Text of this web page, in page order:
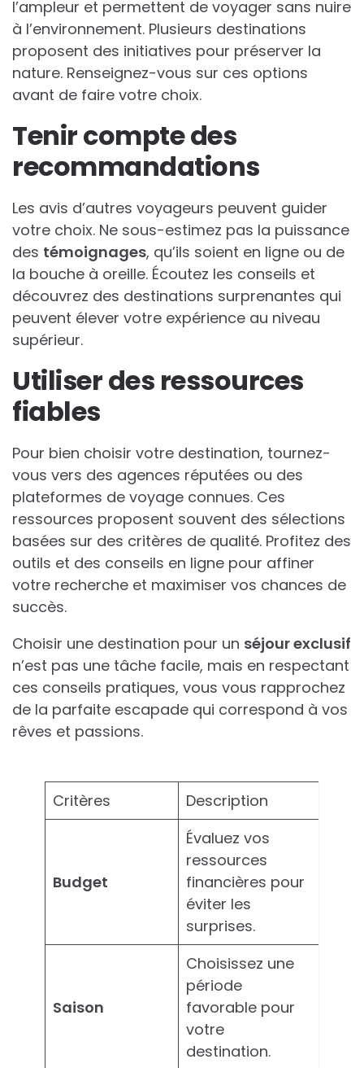
l’ampleur et permettent de voyager sans nuire
à l’environnement. Plusieurs destinations
proposent des initiatives pour préserver la
nature. Renseignez-vous sur ces options
avant de faire votre choix.
Tenir compte des
recommandations
Les avis d’autres voyageurs peuvent guider
votre choix. Ne sous-estimez pas la puissance
des témoignages, qu’ils soient en ligne ou de
la bouche à oreille. Écoutez les conseils et
découvrez des destinations surprenantes qui
peuvent élever votre expérience au niveau
supérieur.
Utiliser des ressources
fiables
Pour bien choisir votre destination, tournez-
vous vers des agences réputées ou des
plateformes de voyage connues. Ces
ressources proposent souvent des sélections
basées sur des critères de qualité. Profitez des
outils et des conseils en ligne pour affiner
votre recherche et maximiser vos chances de
succès.
Choisir une destination pour un séjour exclusif
n’est pas une tâche facile, mais en respectant
ces conseils pratiques, vous vous rapprochez
de la parfaite escapade qui correspond à vos
rêves et passions.
Critères Description
Budget
Évaluez vos
ressources
financières pour
éviter les
surprises.
Saison
Choisissez une
période
favorable pour
votre
destination.